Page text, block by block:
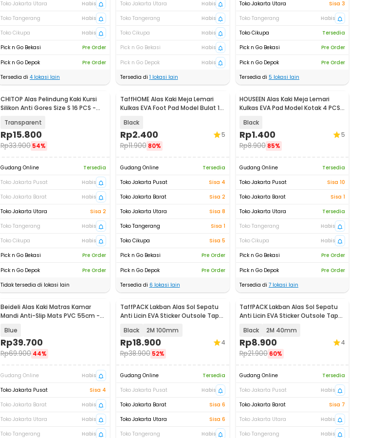
Toko Jakarta Utara
Habis
Toko Tangerang
Habis
Toko Cikupa
Habis
Pick n Go Bekasi
Pre Order
Pick n Go Depok
Pre Order
Tersedia di 4 lokasi lain
Toko Jakarta Utara
Habis
Toko Tangerang
Habis
Toko Cikupa
Habis
Pick n Go Bekasi
Habis
Pick n Go Depok
Habis
Tersedia di 1 lokasi lain
Toko Jakarta Utara
Sisa 3
Toko Tangerang
Habis
Toko Cikupa
Tersedia
Pick n Go Bekasi
Pre Order
Pick n Go Depok
Pre Order
Tersedia di 5 lokasi lain
CHITOP Alas Pelindung Kaki Kursi
Silikon Anti Gores Size S 16 PCS -
Transparent
Rp15.800
Rp33.900 54%
Gudang Online
Tersedia
Toko Jakarta Pusat
Habis
Toko Jakarta Barat
Habis
Toko Jakarta Utara
Sisa 2
Toko Tangerang
Habis
Toko Cikupa
Habis
Pick n Go Bekasi
Pre Order
Pick n Go Depok
Pre Order
Tidak tersedia di lokasi lain
TaffHOME Alas Kaki Meja Lemari
Kulkas EVA Foot Pad Model Bulat 16
Black
Rp2.400
Rp11.900 80%
5
Gudang Online
Tersedia
Toko Jakarta Pusat
Sisa 4
Toko Jakarta Barat
Sisa 2
Toko Jakarta Utara
Sisa 8
Toko Tangerang
Sisa 1
Toko Cikupa
Sisa 5
Pick n Go Bekasi
Pre Order
Pick n Go Depok
Pre Order
Tersedia di 6 lokasi lain
HOUSEEN Alas Kaki Meja Lemari
Kulkas EVA Pad Model Kotak 4 PCS
Black
Rp1.400
Rp8.900 85%
5
Gudang Online
Tersedia
Toko Jakarta Pusat
Sisa 10
Toko Jakarta Barat
Sisa 1
Toko Jakarta Utara
Tersedia
Toko Tangerang
Habis
Toko Cikupa
Habis
Pick n Go Bekasi
Pre Order
Pick n Go Depok
Pre Order
Tersedia di 7 lokasi lain
Beideli Alas Kaki Matras Kamar
Mandi Anti-Slip Mats PVC 55cm -
Blue
Rp39.700
Rp69.900 44%
Gudang Online
Habis
Toko Jakarta Pusat
Sisa 4
Toko Jakarta Barat
Habis
Toko Jakarta Utara
Habis
Toko Tangerang
Habis
TaffPACK Lakban Alas Sol Sepatu
Anti Licin EVA Sticker Outsole Tape
Black 2M 100mm
Rp18.900
Rp38.900 52%
4
Gudang Online
Tersedia
Toko Jakarta Pusat
Habis
Toko Jakarta Barat
Sisa 6
Toko Jakarta Utara
Sisa 6
Toko Tangerang
Habis
TaffPACK Lakban Alas Sol Sepatu
Anti Licin EVA Sticker Outsole Tape
Black 2M 40mm
Rp8.900
Rp21.900 60%
4
Gudang Online
Tersedia
Toko Jakarta Pusat
Habis
Toko Jakarta Barat
Sisa 7
Toko Jakarta Utara
Habis
Toko Tangerang
Habis